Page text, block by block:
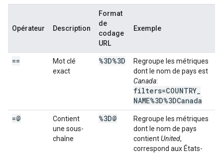
Opérateur Description
Format
de
codage
URL
Exemple
==
Mot clé
exact
%3D%3D
Regroupe les métriques
dont le nom de pays est
Canada:
filters=COUNTRY
NAME%3D%3DCanada
=@
Contient
une sous-
chaîne
%3D@
Regroupe les métriques
dont le nom de pays
contientUnited,
correspond aux États-